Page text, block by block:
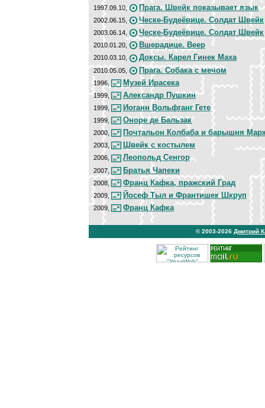
1997.09.10, Прага. Швейк показывает язык
2002.06.15, Ческе-Будеёвице. Солдат Швейк
2003.06.14, Ческе-Будеёвице. Солдат Швейк
2010.01.20, Вшерадице. Веер
2010.03.10, Доксы. Карел Гинек Маха
2010.05.05, Прага. Собака с мечом
1996, Музей Ирасека
1999, Александр Пушкин
1999, Иоганн Вольфганг Гете
1999, Оноре де Бальзак
2000, Почтальон Колбаба и барышня
2003, Швейк с костылем
2006, Леопольд Сенгор
2007, Братья Чапеки
2008, Франц Кафка, пражский Град
2009, Йосеф Тыл и Франтишек Шкруп
2009, Франц Кафка
© 2003-2026 Дмитрий